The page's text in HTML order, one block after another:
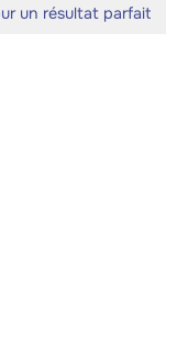
un résultat parfait